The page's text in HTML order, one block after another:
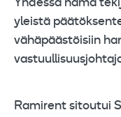
Yhdessä nämä
yleistä
vähäpäästöisiin
Ramirent sitoutui